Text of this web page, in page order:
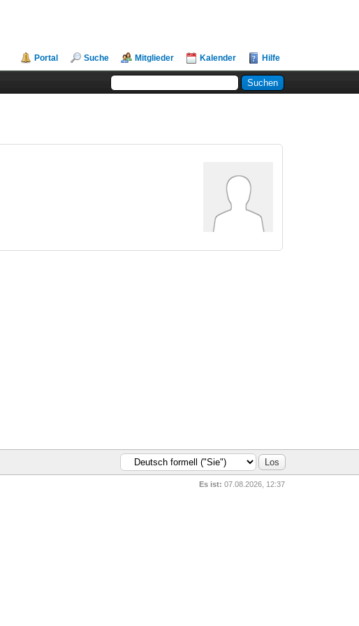
Portal Suche Mitglieder Kalender Hilfe
Es ist: 07.08.2026, 12:37